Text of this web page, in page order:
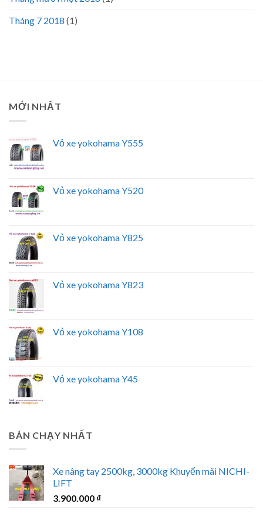
Tháng 7 2018 (1)
MỚI NHẤT
Vỏ xe yokohama Y555
Vỏ xe yokohama Y520
Vỏ xe yokohama Y825
Vỏ xe yokohama Y823
Vỏ xe yokohama Y108
Vỏ xe yokohama Y45
BÁN CHẠY NHẤT
Xe nâng tay 2500kg, 3000kg Khuyến mãi NICHI-
LIFT
3.900.000 ₫